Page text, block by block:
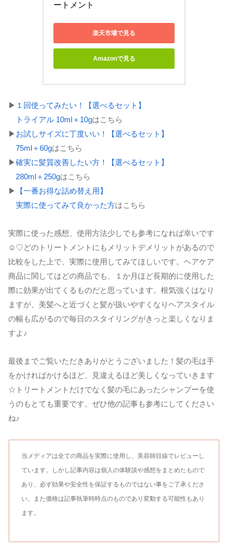
ートメント
楽天市場で見る
Amazonで見る
▶ １回使ってみたい！【選べるセット】
トライアル 10ml＋10gはこちら
▶ お試しサイズに丁度いい！【選べるセット】
75ml＋60gはこちら
▶確実に髪質改善したい方！【選べるセット】
280ml＋250gはこちら
▶
【一番お得な詰め替え用】
実際に使ってみて良かった方はこちら
実際に使った感想、使用方法少しでも参考になれば幸いです
☺♡どのトリートメントにもメリットデメリットがあるので
比較をした上で、実際に使用してみてほしいです。ヘアケア
商品に関してはどの商品でも、１か月ほど長期的に使用した
際に効果が出てくるものだと思っています。根気強くはなり
ますが、美髪へと近づくと髪が扱いやすくなりヘアスタイル
の幅も広がるので毎日のスタイリングがきっと楽しくなりま
すよ♪
最後までご覧いただきありがとうございました！髪の毛は手
をかければかけるほど、見違えるほど美しくなっていきます
☆トリートメントだけでなく髪の毛にあったシャンプーを使
うのもとても重要です。ぜひ他の記事も参考にしてください
ね♪
当メディアは全ての商品を実際に使用し、美容師目線でレビューし
ています。しかし記事内容は個人の体験談や感想をまとめたもので
あり、必ず効果や安全性を保証するものではない事をご了承くださ
い。また価格は記事執筆時時点のものであり変動する可能性もあり
ます。